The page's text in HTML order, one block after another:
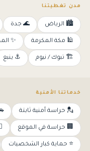
مدن تغطيتنا
🏙️ الرياض 🌊 جدة
🕌 مكة المكرمة ✨
🏗️ تبوك / نيوم ⚓ ينبع
خدماتنا الأمنية
💂 حراسة أمنية ثابتة
🏢 حراسة في الموقع
⭐ حماية كبار الشخصيات